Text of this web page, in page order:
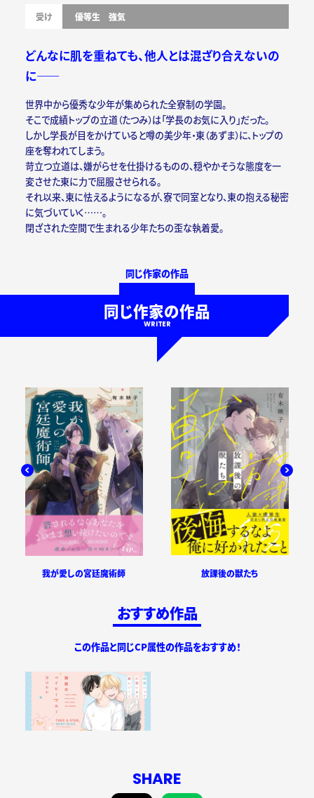
受け 優等生 強気
どんなに肌を重ねても、他人とは混ざり合えないの
に――
世界中から優秀な少年が集められた全寮制の学園。
そこで成績トップの立道（たつみ）は「学長のお気に入り」だった。
しかし学長が目をかけていると噂の美少年・東（あずま）に、トップの
座を奪われてしまう。
苛立つ立道は、嫌がらせを仕掛けるものの、穏やかそうな態度を一
変させた東に力で屈服させられる。
それ以来、東に怯えるようになるが、寮で同室となり、東の抱える秘密
に気づいていく……。
閉ざされた空間で生まれる少年たちの歪な執着愛。
同じ作家の作品
同じ作家の作品
WRITER
我が愛しの宮廷魔術師 放課後の獣たち
おすすめ作品
この作品と同じCP属性の作品をおすすめ！
SHARE